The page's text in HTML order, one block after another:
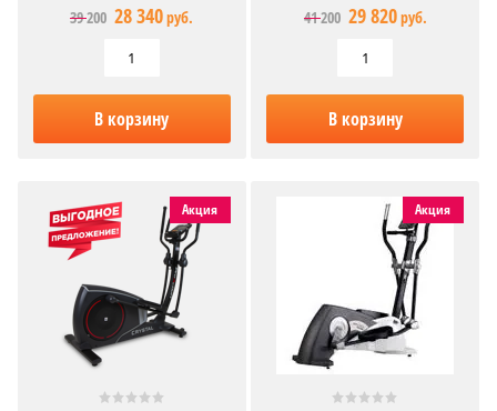
39 200 28 340руб.
В корзину
41 200 29 820руб.
В корзину
Акция Акция